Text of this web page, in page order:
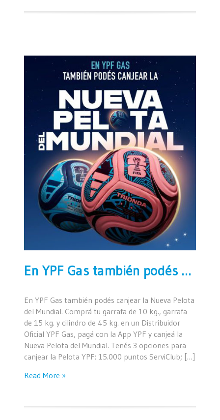
En YPF Gas también podés canjear la Nueva Pelota del Mundial
En YPF Gas también podés canjear la Nueva Pelota
del Mundial. Comprá tu garrafa de 10 kg., garrafa
de 15 kg. y cilindro de 45 kg. en un Distribuidor
Oficial YPF Gas, pagá con la App YPF y canjeá la
Nueva Pelota del Mundial. Tenés 3 opciones para
canjear la Pelota YPF: 15.000 puntos ServiClub; […]
Read More »